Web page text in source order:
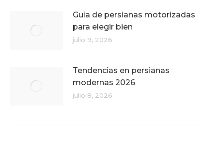
Guía de persianas motorizadas
para elegir bien
julio 9, 2026
Tendencias en persianas
modernas 2026
julio 8, 2026